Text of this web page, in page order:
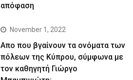
απόφαση
November 1, 2022
Απο που βγαίνουν τα ονόματα των
πόλεων της Κύπρου, σύμφωνα με
τον καθηγητή Γιώργο